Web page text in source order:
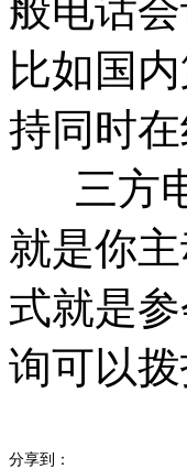
般电话
比如国
持同时
三方电
就是你
式就是
询可以
分享到：